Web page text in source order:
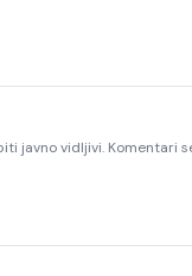
javno vidljivi. Komentari